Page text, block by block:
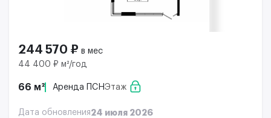
244 570 ₽ в мес
44 400 ₽ м²/год
66 м² Аренда ПСНЭтаж
Дата обновления24 июля 2026